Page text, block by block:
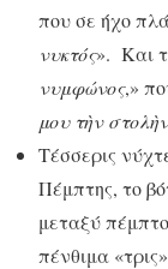
που σε ήχο
νυκτός». Και
νυμφώνος,»
μου τὴνστολὴν
Τέσσερις
Πέμπτης, το
μεταξύ
πένθιμα